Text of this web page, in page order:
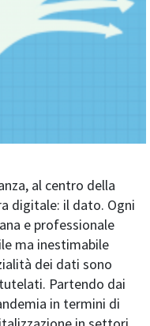
al centro della
digitale: il dato. Ogni
e professionale
ma inestimabile
dei dati sono
Partendo dai
in termini di